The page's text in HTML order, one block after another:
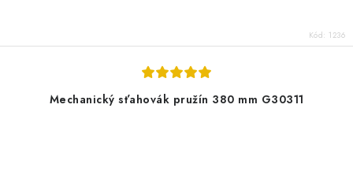
Kód: 1236
Mechanický sťahovák pružín 380 mm G30311